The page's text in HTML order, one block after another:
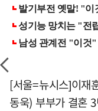
[서울=뉴시스]이재
동욱) 부부가 결혼